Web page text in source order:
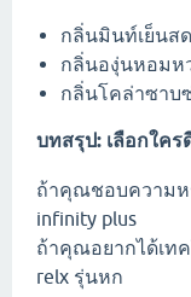
กลิ่นมินท์เย็นส
กลิ่นองุ่นหอมห
กลิ่นโคล่าซาบ
บทสรุป: เลือกใคร
ถ้าคุณชอบความห
infinity plus
ถ้าคุณอยากได้เท
relx รุ่นหก